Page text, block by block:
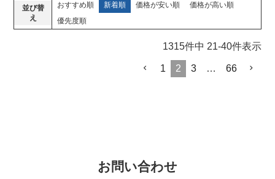
並び替
え
おすすめ順 新着順 価格が安い順
価格が高い順
優先度順
1315件中 21-40件表示
1 2 3 … 66
お問い合わせ